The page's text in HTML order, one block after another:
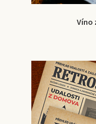
Víno